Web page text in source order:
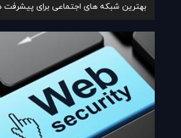
بهترین شبکه های اجتماعی برای پیشرفت